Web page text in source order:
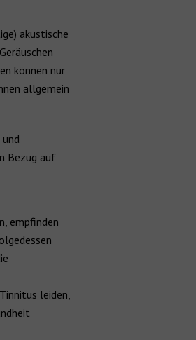
akustische
können nur
allgemein
Bezug auf
empfinden
leiden,